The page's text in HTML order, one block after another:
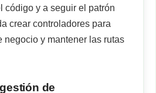
código y a seguir el patrón
crear controladores para
negocio y mantener las rutas
de